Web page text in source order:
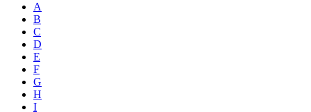
A
B
C
D
E
F
G
H
I